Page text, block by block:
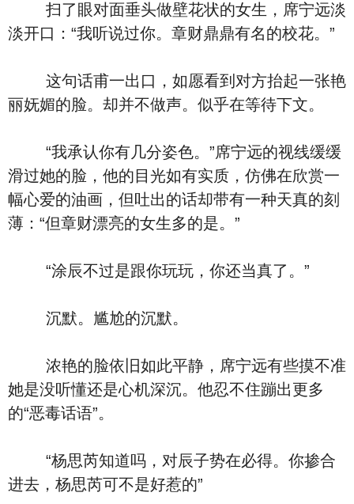
扫了眼对面垂头做壁花状的女生，席宁远淡
淡开口：“我听说过你。章财鼎鼎有名的校花。”
这句话甫一出口，如愿看到对方抬起一张艳
丽妩媚的脸。却并不做声。似乎在等待下文。
“我承认你有几分姿色。”席宁远的视线缓缓
滑过她的脸，他的目光如有实质，仿佛在欣赏一
幅心爱的油画，但吐出的话却带有一种天真的刻
薄：“但章财漂亮的女生多的是。”
“涂辰不过是跟你玩玩，你还当真了。”
沉默。尴尬的沉默。
浓艳的脸依旧如此平静，席宁远有些摸不准
她是没听懂还是心机深沉。他忍不住蹦出更多
的“恶毒话语”。
“杨思芮知道吗，对辰子势在必得。你掺合
进去，杨思芮可不是好惹的”